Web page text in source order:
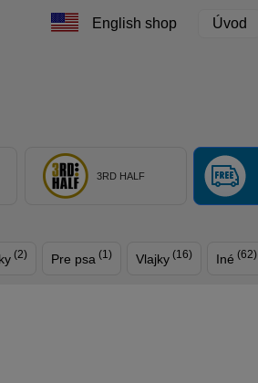
Úvod
English shop
typ výrobku3RD HALF
(2) Pre psa (1) Vlajky (16) Iné (62)